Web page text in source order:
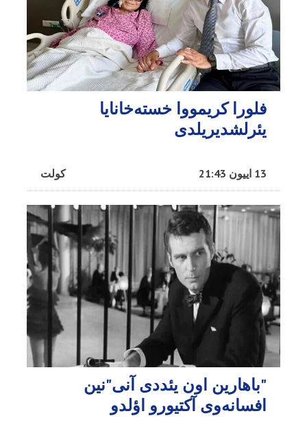
فلورا کریمووا خسته‌خانایا
یئرلشدیریلدی
کولت 13 اییون 21:43
"باهارین اون یئددی آنی"نین
افسانه‌وی آکتیورو اؤلدو